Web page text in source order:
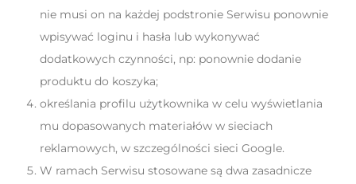
nie musi on na każdej podstronie Serwisu ponownie
wpisywać loginu i hasła lub wykonywać
dodatkowych czynności, np: ponownie dodanie
produktu do koszyka;
określania profilu użytkownika w celu wyświetlania
mu dopasowanych materiałów w sieciach
reklamowych, w szczególności sieci Google.
W ramach Serwisu stosowane są dwa zasadnicze